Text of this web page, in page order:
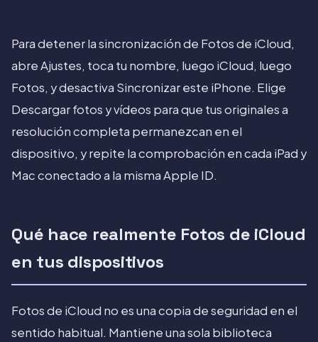
Para detener la sincronización de Fotos de iCloud,
abre Ajustes, toca tu nombre, luego iCloud, luego
Fotos, y desactiva Sincronizar este iPhone. Elige
Descargar fotos y vídeos para que tus originales a
resolución completa permanezcan en el
dispositivo, y repite la comprobación en cada iPad y
Mac conectado a la misma Apple ID.
Qué hace realmente Fotos de iCloud
en tus dispositivos
Fotos de iCloud no es una copia de seguridad en el
sentido habitual. Mantiene una sola biblioteca